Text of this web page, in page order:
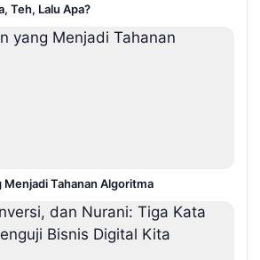
Teh, Lalu Apa?
Tahanan Algoritma